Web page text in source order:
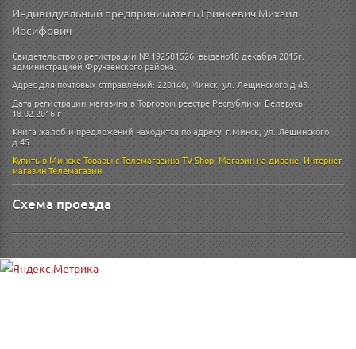
Индивидуальный предприниматель Гринкевич Михаил
Иосифович
Свидетельство о регистрации № 192581526, выдано18 декабря 2015г.
администрацией Фрунзенского района.
Адрес для почтовых отправлений: 220140, Минск, ул. Лещинского д 45.
Дата регистрации магазина в Торговом реестре Республики Беларусь
18.02.2016 г
Книга жалоб и предложений находится по адресу: г.Минск, ул. Лещинского
д.45.
Купить в МинскеТовары с Телемагазина TV-Shop,Магазин на диване,Интернет
магазинТелемагазин
Схема проезда